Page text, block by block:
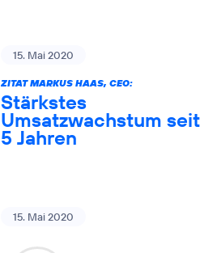
15. Mai 2020
ZITAT MARKUS HAAS, CEO:
Stärkstes
Umsatzwachstum seit
5 Jahren
15. Mai 2020